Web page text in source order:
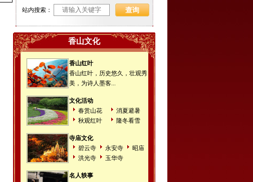
站内搜索：
香山文化
香山红叶
香山红叶，历史悠久，壮观秀
美，为诗人墨客...
文化活动
春赏山花
消夏避暑
秋观红叶
隆冬看雪
寺庙文化
碧云寺
永安寺
昭庙
洪光寺
玉华寺
名人轶事